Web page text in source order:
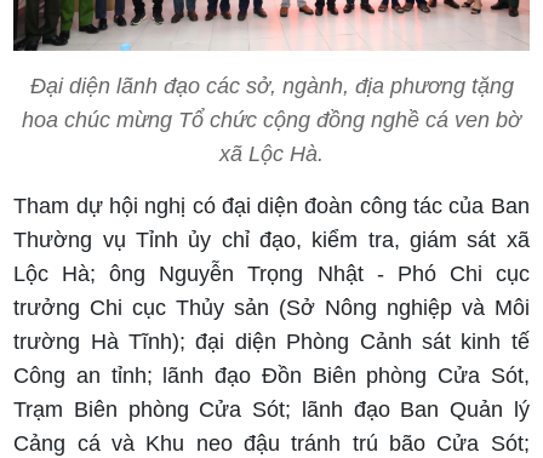
Đại diện lãnh đạo các sở, ngành, địa phương tặng
hoa chúc mừng Tổ chức cộng đồng nghề cá ven bờ
xã Lộc Hà.
Tham dự hội nghị có đại diệnđoàn công tác của Ban
Thường vụ Tỉnh ủy chỉ đạo, kiểm tra, giám sát xã
Lộc Hà;ông Nguyễn Trọng Nhật - Phó Chi cục
trưởng Chi cục Thủy sản (Sở Nông nghiệp và Môi
trường Hà Tĩnh); đại diện Phòng Cảnh sát kinh tế
Công an tỉnh; lãnh đạo Đồn Biên phòng Cửa Sót,
Trạm Biên phòng Cửa Sót; lãnh đạo Ban Quản lý
Cảng cá và Khu neo đậu tránh trú bão Cửa Sót;